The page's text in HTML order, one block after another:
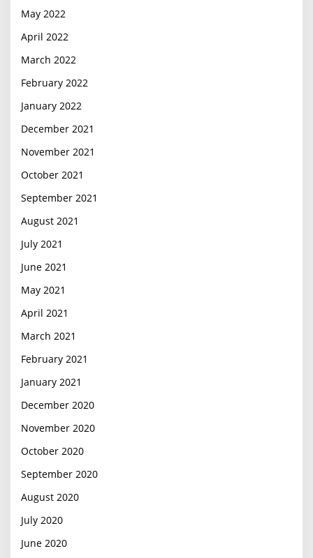
May 2022
April 2022
March 2022
February 2022
January 2022
December 2021
November 2021
October 2021
September 2021
August 2021
July 2021
June 2021
May 2021
April 2021
March 2021
February 2021
January 2021
December 2020
November 2020
October 2020
September 2020
August 2020
July 2020
June 2020